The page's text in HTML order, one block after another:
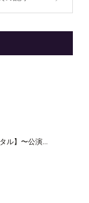
ル】〜公演...